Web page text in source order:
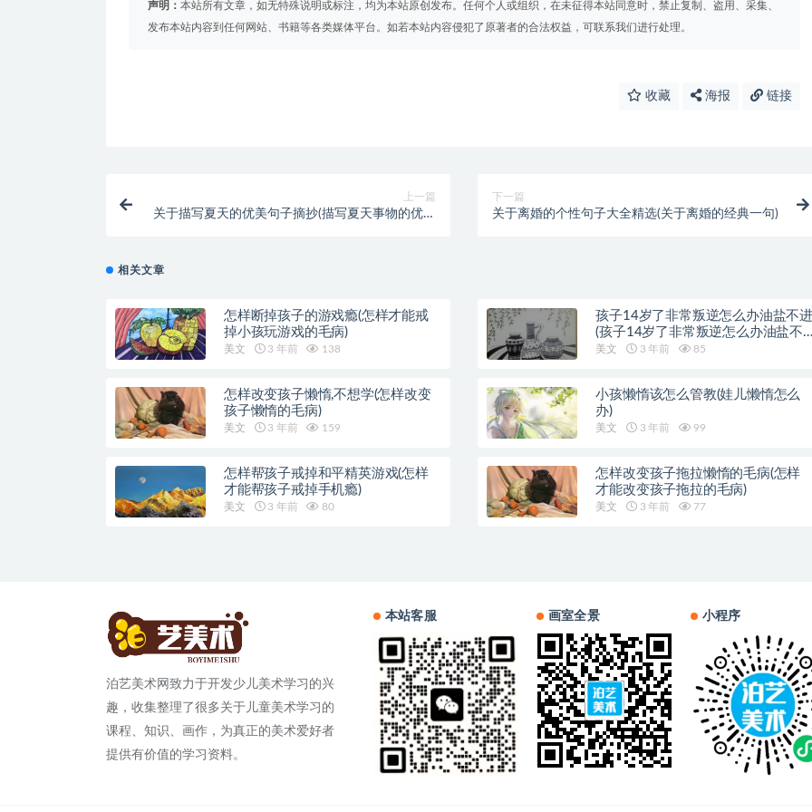
声明： 本站所有文章，如无特殊说明或标注，均为本站原创发布。任何个人或组织，在未征得本站同意时，禁止复制、盗用、采集、
发布本站内容到任何网站、书籍等各类媒体平台。如若本站内容侵犯了原著者的合法权益，可联系我们进行处理。
收藏 海报 链接
上一篇
关于描写夏天的优美句子摘抄(描写夏天事物的优美
下一篇
关于离婚的个性句子大全精选(关于离婚的经典一句)
相关文章
怎样断掉孩子的游戏瘾(怎样才能戒
掉小孩玩游戏的毛病)
美文 3 年前 138
孩子14岁了非常叛逆怎么办油盐不进
(孩子14岁了非常叛逆怎么办油盐不
近)
美文 3 年前 85
怎样改变孩子懒惰,不想学(怎样改变
孩子懒惰的毛病)
美文 3 年前 159
小孩懒惰该怎么管教(娃儿懒惰怎么
办)
美文 3 年前 99
怎样帮孩子戒掉和平精英游戏(怎样
才能帮孩子戒掉手机瘾)
美文 3 年前 80
怎样改变孩子拖拉懒惰的毛病(怎样
才能改变孩子拖拉的毛病)
美文 3 年前 77
泊艺美术网致力于开发少儿美术学习的兴
趣，收集整理了很多关于儿童美术学习的
课程、知识、画作，为真正的美术爱好者
提供有价值的学习资料。
本站客服 画室全景 小程序